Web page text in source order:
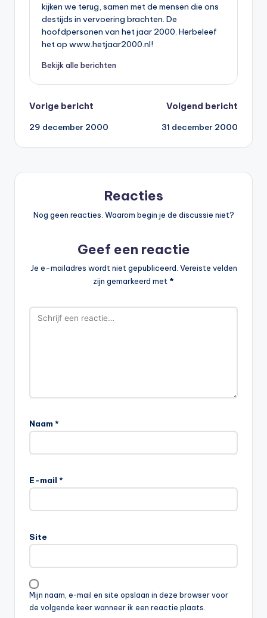
kijken we terug, samen met de mensen die ons
destijds in vervoering brachten. De
hoofdpersonen van het jaar 2000. Herbeleef
het op www.hetjaar2000.nl!
Bekijk alle berichten
Bericht
navigatie
Vorige bericht
29 december 2000
Volgend bericht
31 december 2000
Reacties
Nog geen reacties. Waarom begin je de discussie niet?
Geef een reactie
Je e-mailadres wordt niet gepubliceerd. Vereiste velden
zijn gemarkeerd met *
Naam *
E-mail *
Site
Mijn naam, e-mail en site opslaan in deze browser voor
de volgende keer wanneer ik een reactie plaats.